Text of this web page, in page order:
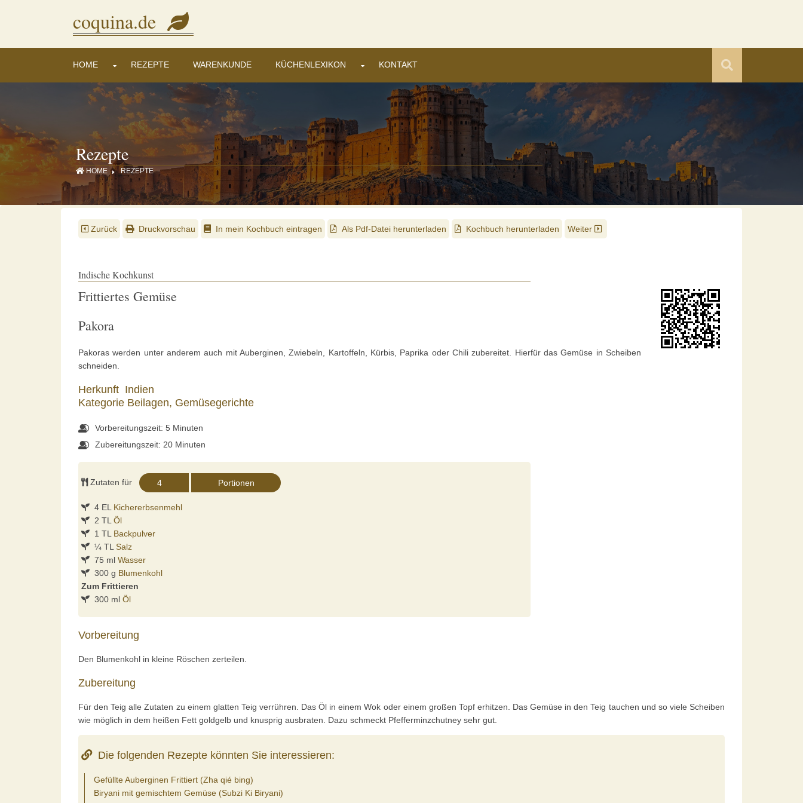
Diese Seite verwendet Cookies, um Inhalte und Anzeigen zu personalisieren. Mit der Nutzung dieser Webseite stimmen Sie dem zu.
coquina.de
HOME REZEPTE WARENKUNDE KÜCHENLEXIKON KONTAKT
Rezepte
HOME REZEPTE
Zurück Druckvorschau In mein Kochbuch eintragen Als Pdf-Datei herunterladen Kochbuch herunterladen Weiter
Indische Kochkunst
Frittiertes Gemüse
Pakora
Pakoras werden unter anderem auch mit Auberginen, Zwiebeln, Kartoffeln, Kürbis, Paprika oder Chili zubereitet. Hierfür das Gemüse in Scheiben
schneiden.
Herkunft Indien
Kategorie Beilagen, Gemüsegerichte
Vorbereitungszeit: 5 Minuten
Zubereitungszeit: 20 Minuten
Zutaten für
4 EL Kichererbsenmehl
2 TLÖl
1 TL Backpulver
¼ TLSalz
75 ml Wasser
300 g Blumenkohl
Zum Frittieren
300 ml Öl
Vorbereitung
Den Blumenkohl in kleine Röschen zerteilen.
Zubereitung
Für den Teig alle Zutaten zu einem glatten Teig verrühren. Das Öl in einem Wok oder einem großen Topf erhitzen. Das Gemüse in den Teig tauchen und so viele Scheiben
wie möglich in dem heißen Fett goldgelb und knusprig ausbraten. Dazu schmeckt Pfefferminzchutney sehr gut.
Die folgenden Rezepte könnten Sie interessieren:
Gefüllte Auberginen Frittiert (Zha qié bing)
Biryani mit gemischtem Gemüse (Subzi Ki Biryani)